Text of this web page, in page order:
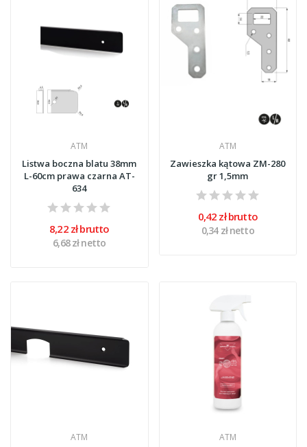
ATM
Listwa boczna blatu 38mm
L-60cm prawa czarna AT-
634
8,22 zł brutto
6,68 zł netto
ATM
Zawieszka kątowa ZM-280
gr 1,5mm
0,42 zł brutto
0,34 zł netto
ATM ATM